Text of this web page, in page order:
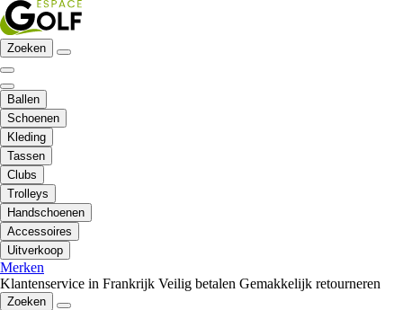
Zoeken
Ballen
Schoenen
Kleding
Tassen
Clubs
Trolleys
Handschoenen
Accessoires
Uitverkoop
Merken
Klantenservice in Frankrijk Veilig betalen Gemakkelijk retourneren
Zoeken